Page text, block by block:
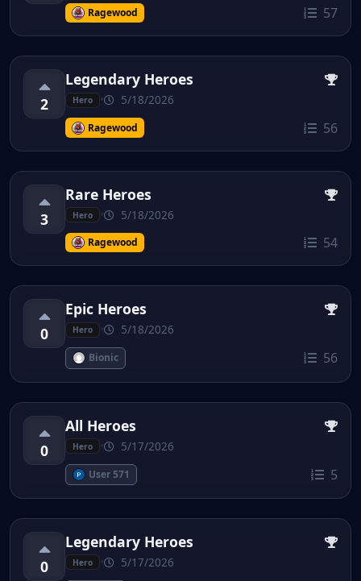
Ragewood 57
2
Legendary Heroes
Hero 5/18/2026
Ragewood 56
3
Rare Heroes
Hero 5/18/2026
Ragewood 54
0
Epic Heroes
Hero 5/18/2026
Bionic 56
0
All Heroes
Hero 5/17/2026
User 571 5
0
Legendary Heroes
Hero 5/17/2026